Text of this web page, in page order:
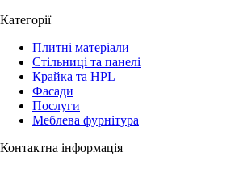
Категорії
Плитні матеріали
Стільниці та панелі
Крайка та HPL
Фасади
Послуги
Меблева фурнітура
Контактна інформація